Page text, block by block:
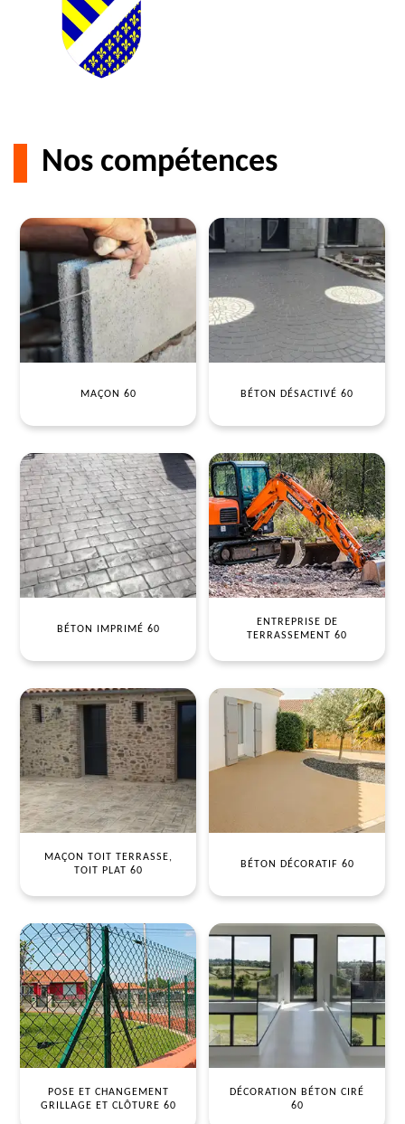
Nos compétences
MAÇON 60 BÉTON DÉSACTIVÉ 60
BÉTON IMPRIMÉ 60
ENTREPRISE DE
TERRASSEMENT 60
MAÇON TOIT TERRASSE,
TOIT PLAT 60
BÉTON DÉCORATIF 60
POSE ET CHANGEMENT
GRILLAGE ET CLÔTURE 60
DÉCORATION BÉTON CIRÉ
60